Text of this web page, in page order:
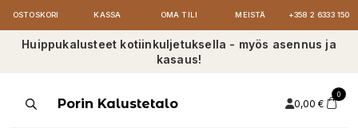
OSTOSKORI KASSA OMA TILI MEISTÄ +358 2 6333 150
Huippukalusteet kotiinkuljetuksella - myös asennus ja
kasaus!
ProductsPorin Kalustetalo 0,00 €
0